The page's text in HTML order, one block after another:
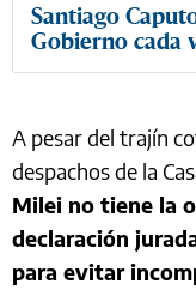
Santiago
Gobierno cada
A pesar del trajín
despachos de la
Milei no tiene la
declaración
para evitar